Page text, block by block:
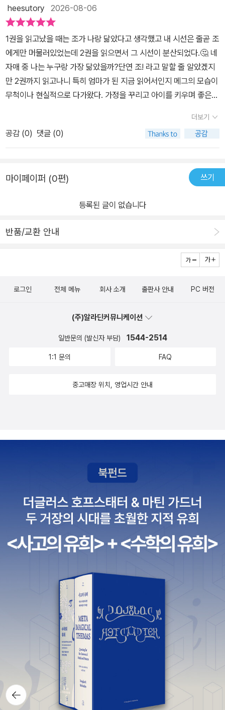
읽는클래식프로젝트 #작은아씨들#협찬 #서평단 #민트카페모카 #
책추천 #책스타그램 #북스타그램
가능성을 함께 담아낸 것처럼 읽혔다. 그래서인지 플럼필드는 버지니
아 울프가 《자기만의 방》에서 이야기했던 '경제적 자립'과 '자기만의
공간'을 소설 속에서 미리 보여준 장면처럼 느껴지기도 했다.이러한
결말은 이후 플럼필드를 무대로 한 《Little Men》(1871)과 《Jo's B
oys》(1886, 국내 번역명 《조의 아이들》)로 이어진다. 찾아보니까
시간이 흐르면서 후속작들은 성장소설보다는 훈육적인 아동문학의
성격이 조금씩 강해졌고, 그래서인지 1·2부만큼 널리 읽히지는 못했
메시지보다도, 현실과 이상 사이에서 끊임없이 부딪히며 자신다운 삶
을 찾아가는 네 자매의 성장에 더 깊이 공감했기 때문이 아닐까 하는
생각도 들었다.그래서 《작은 아씨들 2》의 결말 역시 흔히 말하는 통
살아가며 글쓰기로 가족을 부양했던 올콧 자신의 삶과 고민이 자연스
럽게 스며 있는 듯했다. 시대와 정면으로 충돌하기보다, 시대가 허락
한 틈 안에서 조금씩 자신의 세계를 넓혀 간 그의 선택은 오히려 더 현
자신만의 삶의 터전을 만들어 간 네 자매의 여정은 150여 년이 지난
결국 하나의 질문으로 이어졌다.'주어진 현실 속에서 나는 어떻게 나
번에도 책의 대략적인 줄거리는 댓글에...)#작은아씨들2#평생읽는
ory 진행비룡소 @birbirs 도서지원으로우주세문단 단톡방에서 함께
부의 결말 이후 3년의 시간이 흐르고 전쟁도 끝난다. 마치 가의 네 자
매는 이제 소녀 시절을 지나, 각자의 방식으로 삶을 선택해야 하는 어
혼식을 올리고 가정을 꾸린다. 둘째 조는 신문사에 글을 팔며 스스로
남는다.이후 이야기는 낭만적인 기대보다 삶의 현실을 차근차근 보여
갈등을 겪지만, 서로를 이해하는 과정을 통해 진정한 동반자로 성장
해 간다. 한편 조는 작가로서 더 넓은 세상을 경험하고, 로리를 향한
자신의 마음도 정리하기 위해 뉴욕으로 떠난다. 생계를 위해 자극적
인 통속소설을 쓰던 조는 바에르 교수를 만나면서 흥미만을 좇는 글
보다 삶의 진실을 담아내는 글이 더 오래 남는다는 사실을 조금씩 깨
닫게 된다.시간이 흐를수록 인물들의 관계도 조금씩 새로운 방향으로
흘러간다. 고향으로 돌아온 조는 오랜 친구 로리에게 사랑을 고백받
더 낫다고 판단하고 그의 마음을 받아들이지 않는다. 상심한 로리는
유럽으로 떠나고, 그곳에서 유학 중이던 에이미와 다시 만난다. 에이
미는 방황하는 로리를 있는 그대로 감싸기보다 스스로를 돌아보게 만
들고, 두 사람은 서로를 이해하며 조금씩 성숙한 사랑을 키워 나간다.
후반부에는 작품에서 가장 큰 슬픔인 베스의 죽음이 찾아온다. 자신
의 마지막을 담담히 받아들인 베스는 끝까지 가족을 위로하며 조용히
생을 마감한다. 가장 소중한 동생을 떠나보낸 조는 깊은 상실을 겪지
만, 그 슬픔을 글로 써 내려가며 비로소 자신의 경험과 진심을 담은 작
품을 쓰기 시작한다. 바에르 교수의 조언과 베스를 향한 그리움은 조
자 가족으로 거듭나 행복한 시간을 보내지만 미성숙했던 젊은 시절의
모습이 떠오르는 시간이었다.조는 유럽 여행을 통해 자유를 경험해보
기도 하고, 돈을 벌기 위해 자극적인 소설을 써보기도 하며, 친구인 바
에르 교수와의 대화 속에서 재미보다 교훈이 담긴, 진정으로 쓰고 싶
은 글을 발견하기도한다. 추구하는 가치관에 대해 진지하게 고민해보
고 나아갈 길에 대해 생각하는 조의 모습은 철없던 어린시절과는 다
르게 성숙해보였다.여행에서 돌아온 조에게 고백한 로리는 친구사이
가 더 좋다는 조의 말에 상심하여 유럽으로 떠나게 된다. 비슷한 시기
에 더 넓은 세상을 경험하기 위해 유럽에 있던 에이미와 로리는 자주
었는데, 사랑 없이 돈만 쫓는 결혼에 대해 고민하다 회의감을 느끼며
사랑이 있는 로리를 선택하게 되었다. 허영심 넘치던 에이미의 변화
게도 성홍열의 후유증으로 죽음을 맞게 된다. 약해진 스스로에 대해
자책이나 원망보다는 담담하게 받아들이며 오히려 가족들을 위로하
는 바에르 교수와 함께한다. 작은 아씨들 속 네 자매는 각자의 인연과
관계 속에서 자신만의 가치관을 형성하고 성장해 나간다. 한 가족임
비룡소 지원@woojoos_story 진행한 #우주세문단 #평생읽는클
래식프로젝트 에서 함께 읽었습니다.
heesutory 2026-08-06
1권을 읽고났을 때는 조가 나랑 닮았다고 생각했고 내 시선은 줄곧 조
에게만 머물러있었는데 2권을 읽으면서 그 시선이 분산되었다.🤔 네
자매 중 나는 누구랑 가장 닮았을까?단연 조! 라고 말할 줄 알았겠지
만 2권까지 읽고나니 특히 엄마가 된 지금 읽어서인지 메그의 모습이
무척이나 현실적으로 다가왔다. 가정을 꾸리고 아이를 키우며 좋은
치고 출산하고 집에와 남편과 많이 싸우던 내가 생각났다. 조금씩 의
지하는 법을 배우며 지금의 나와 많이 겹쳐보였다.결국 나는 성격은
조에 가깝지만 지금 살아가는 삶은 메그와 더 닮아있는 사람이라고
지만 육아에 몰두하면서 남편과 멀어지고 지쳐간다. 행복한 가정은
타난다. 화려하진 않지만 아내와 엄마라는 역할 속에서도 자신과 가
함께 품어낸다.베스는 떠났지만 가족을 사랑하고 조용히 행복을 나누
처음에는 조가 유일한 주인공인 줄 알았는데 끝까지 읽어보니 네 자
의 올컷 사진을 보며 문득 나이 든 조의 모습 같다고 생각했다. 올컷은
에이미처럼 현실과 이상 사이에서 균형을 찾는 삶도 모두 의미가 있
다는 것을 보여주고 싶었던게 아닐까?🕰 150년이 지난 지금도 작은
과 크게 다르지 않기 때문인 것 같다.좋은 부모가 된다는 것은 무엇인
른지... 등 시대는 달라졌지만 사람의 마음은 크게 달라지지 않았다.좋
더보기
공감 (0) 댓글 (0)
마이페이퍼 (0편) 쓰기
등록된 글이 없습니다
반품/교환 안내
뒤로가
기
로그인 전체 메뉴 회사 소개 출판사 안내 PC 버전
(주)알라딘커뮤니케이션
일반문의 (발신자 부담) 1544-2514
1:1 문의 FAQ
중고매장 위치, 영업시간 안내